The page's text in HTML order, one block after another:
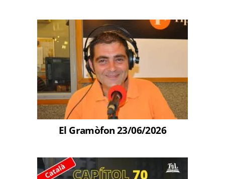
El Gramòfon 23/06/2026